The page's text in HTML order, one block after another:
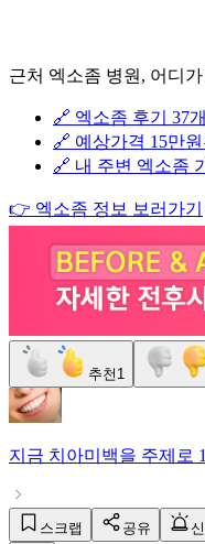
근처 엑소좀 병원, 어디
🔗 엑소좀 후기 37
🔗 예상가격 15만원
🔗 내 주변 엑소좀
👉 엑소좀 정보 보러가기
추천 1
지금 치아미백을 주제로
스크랩 공유